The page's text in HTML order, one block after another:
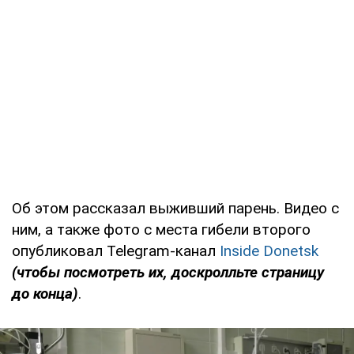
Об этом рассказал выживший парень. Видео с
ним, а также фото с места гибели второго
опубликовал Telegram-канал Inside Donetsk
(чтобы посмотреть их, доскролльте страницу
до конца).